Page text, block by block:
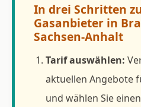
In drei Schritten
Gasanbieter in
Sachsen-Anhalt
Tarif auswählen:
aktuellen Angebote
und wählen Sie